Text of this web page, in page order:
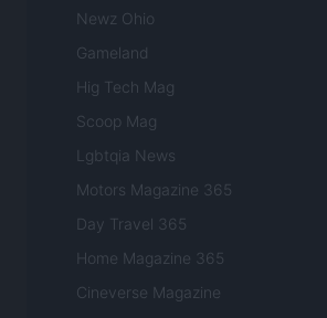
Newz Ohio
Gameland
Hig Tech Mag
Scoop Mag
Lgbtqia News
Motors Magazine 365
Day Travel 365
Home Magazine 365
Cineverse Magazine